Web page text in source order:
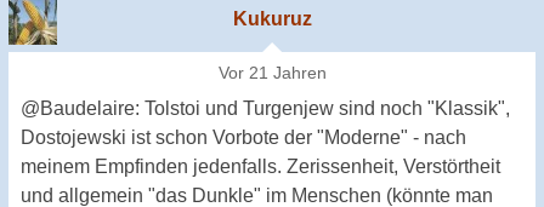
Kukuruz
Vor 21 Jahren
@Baudelaire: Tolstoi und Turgenjew sind noch "Klassik",
Dostojewski ist schon Vorbote der "Moderne" - nach
meinem Empfinden jedenfalls. Zerissenheit, Verstörtheit
und allgemein "das Dunkle" im Menschen (könnte man